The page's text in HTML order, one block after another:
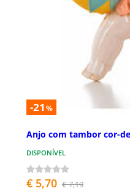
-21 %
Anjo com tambor cor-
DISPONÍVEL
€ 5,70 € 7,19